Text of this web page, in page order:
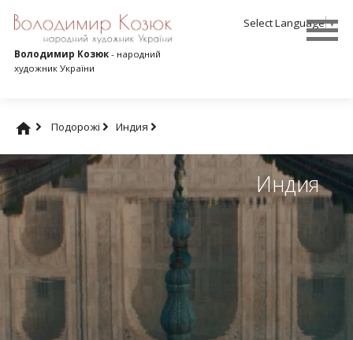
Select Language▼
Володимир Козюк- народний
художник України
Подорожі Индия
Индия